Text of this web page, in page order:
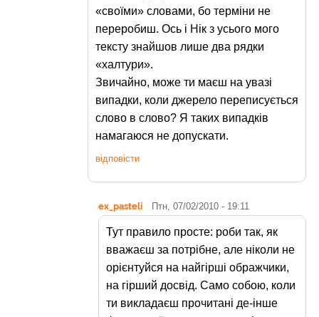
«своїми» словами, бо терміни не
переробиш. Ось і Нік з усього мого
тексту знайшов лише два рядки
«халтури».
Звичайно, може ти маєш на увазі
випадки, коли джерело переписується
слово в слово? Я таких випадків
намагаюся не допускати.
відповісти
ex_pasteli Птн, 07/02/2010 - 19:11
Тут правило просте: роби так, як
вважаєш за потрібне, але ніколи не
орієнтуйся на найгірші ображчики,
на гірший досвід. Само собою, коли
ти викладаєш прочитані де-інше